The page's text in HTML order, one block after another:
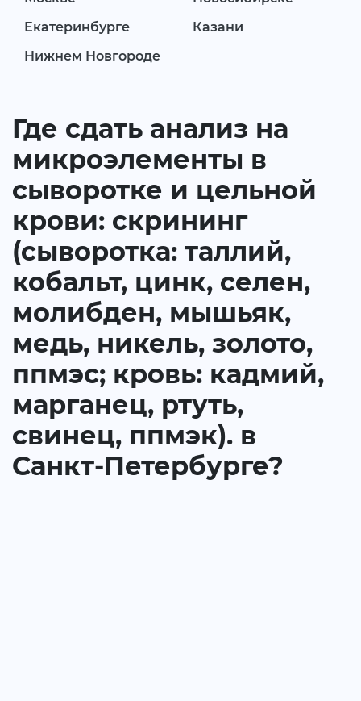
Екатеринбурге
Казани
Нижнем Новгороде
Где сдать анализ на
микроэлементы в
сыворотке и цельной
крови: скрининг
(сыворотка: таллий,
кобальт, цинк, селен,
молибден, мышьяк,
медь, никель, золото,
ппмэс; кровь: кадмий,
марганец, ртуть,
свинец, ппмэк). в
Санкт-Петербурге?